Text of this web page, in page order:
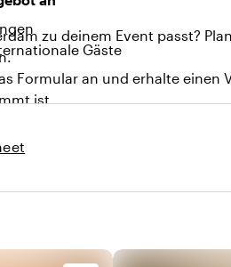
Gäste
zu deinem Event passt?
Formular an und erhalte einen
ist.